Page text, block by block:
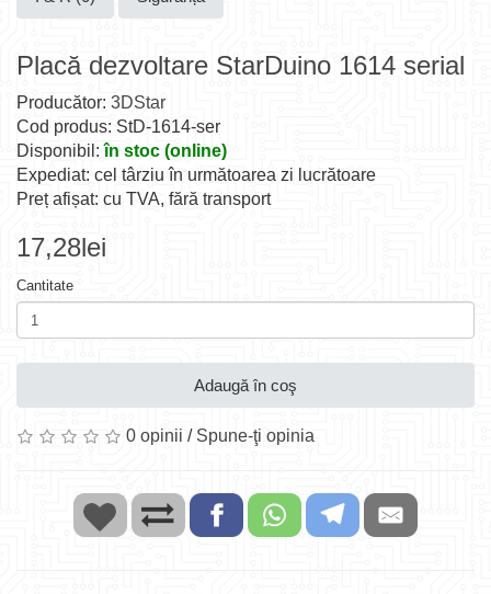
Placă dezvoltare StarDuino 1614 serial
Producător: 3DStar
Cod produs: StD-1614-ser
Disponibil:în stoc (online)
Expediat: cel târziu în următoarea zi lucrătoare
Preț afișat: cu TVA, fără transport
17,28lei
Cantitate
Adaugă în coş
0 opinii / Spune-ţi opinia